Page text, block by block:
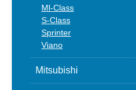
Ml-Class
S-Class
Sprinter
Viano
Mitsubishi